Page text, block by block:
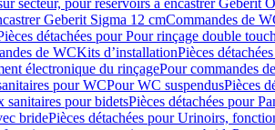
secteur, pour réservoirs à encastrer Geberit
Geberit Sigma 12 cmCommandes de
détachées pour Pour rinçage double
de WCKits d’installationPièces
électronique du rinçagePour commandes
pour WCPour WC suspendusPièces
sanitaires pour bidetsPièces détachées pour
bridePièces détachées pour Urinoirs,